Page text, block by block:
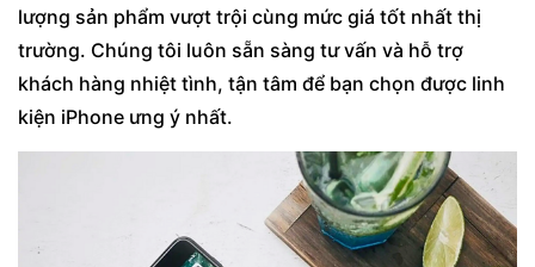
lượng sản phẩm vượt trội cùng mức giá tốt nhất thị
trường. Chúng tôi luôn sẵn sàng tư vấn và hỗ trợ
khách hàng nhiệt tình, tận tâm để bạn chọn được linh
kiện iPhone ưng ý nhất.